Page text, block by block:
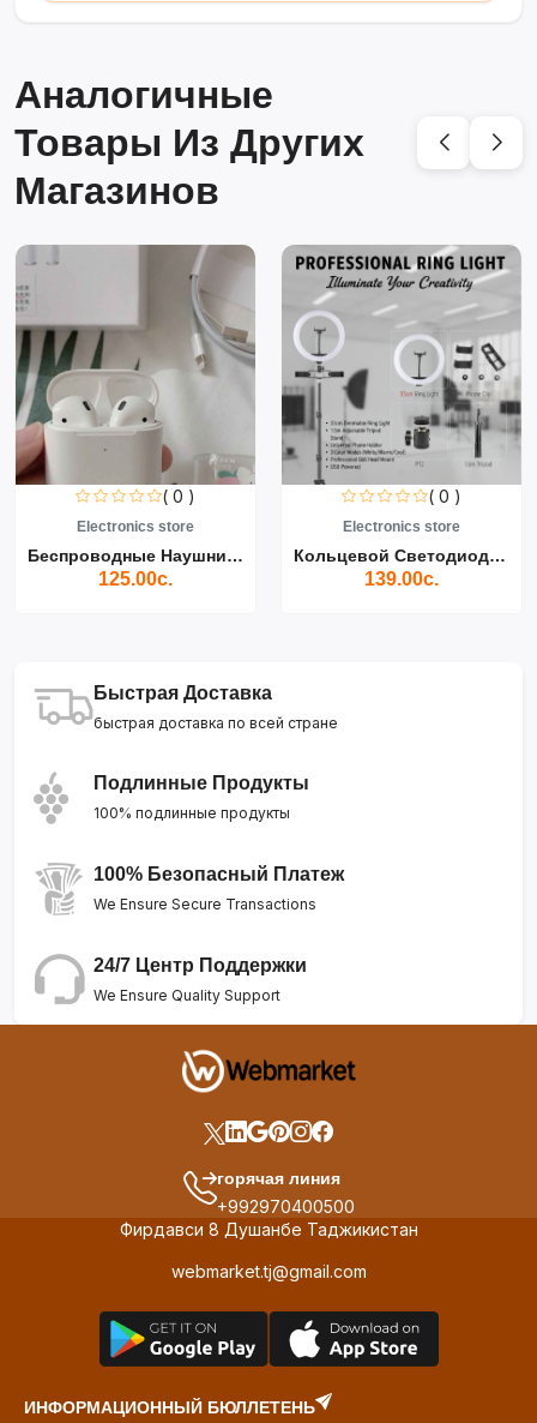
Аналогичные
Товары Из Других
Магазинов
( 0 )
Electronics store
Беспроводные Наушники Air...
125.00с.
( 0 )
Electronics store
Кольцевой Светодиодный Св...
139.00с.
Быстрая Доставка
быстрая доставка по всей стране
Подлинные Продукты
100% подлинные продукты
100% Безопасный Платеж
We Ensure Secure Transactions
24/7 Центр Поддержки
We Ensure Quality Support
горячая линия
+992970400500
Фирдавси 8 Душанбе Таджикистан
webmarket.tj@gmail.com
ИНФОРМАЦИОННЫЙ БЮЛЛЕТЕНЬ